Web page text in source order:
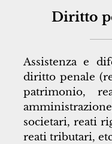
Diritto
Assistenza e
diritto penale
patrimonio,
societari, reati
reati tributari,